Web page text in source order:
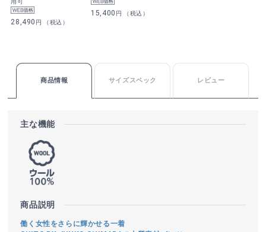
用可
28,490 円 （税込）
15,400 円 （税込）
商品情報 サイズスペック レビュー
主な機能
商品説明
働く女性をさらに輝かせる一着